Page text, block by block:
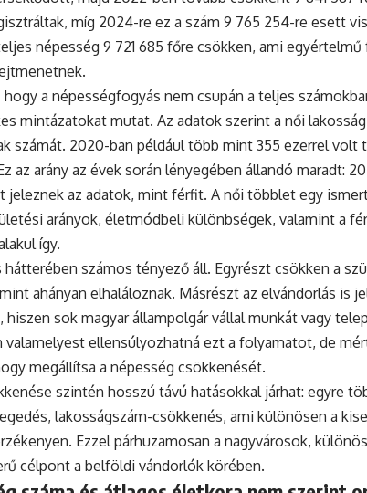
míg 2024-re ez a szám 9 765 254-re esett
népesség 9 721 685 főre csökken, ami
a népességfogyás nem csupán a teljes
mintázatokat mutat. Az adatok szerint a női
számát. 2020-ban például több mint 355 ezerrel volt
az arány az évek során lényegében állandó maradt:
jeleznek az adatok, mint férfit. A női többlet egy
arányok, életmódbeli különbségek, valamint a
így.
számos tényező áll. Egyrészt csökken a
ahányan elhaláloznak. Másrészt az elvándorlás is
hiszen sok magyar állampolgár vállal munkát vagy
valamelyest ellensúlyozhatná ezt a folyamatot, de
megállítsa a népesség csökkenését.
szintén hosszú távú hatásokkal járhat: egyre
lakosságszám-csökkenés, ami különösen a
Ezzel párhuzamosan a nagyvárosok,
célpont a belföldi vándorlók körében.